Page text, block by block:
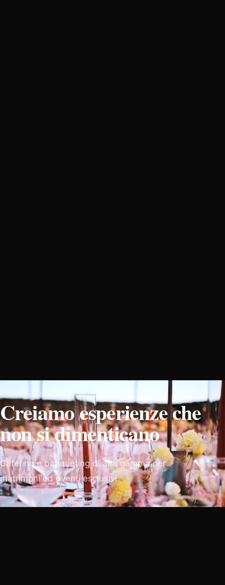
Creiamo esperienze che
non si dimenticano
Catering e banqueting di alta gamma per
matrimoni ed eventi esclusivi.